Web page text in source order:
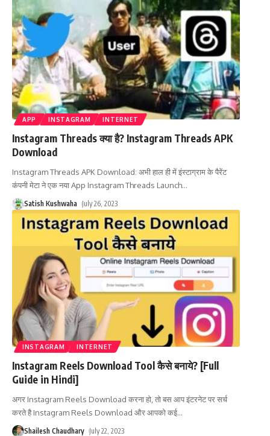
APP INSTAGRAM INTERNET
Instagram Threads क्या है? Instagram Threads APK
Download
Instagram Threads APK Download: अभी हाल ही में इंस्टाग्राम के पैरेंट
कंपनी मेटा ने एक नया App Instagram Threads Launch…
Satish Kushwaha July 26, 2023
INSTAGRAM INTERNET
Instagram Reels Download Tool कैसे बनाये? [Full
Guide in Hindi]
अगर Instagram Reels Download करना हो, तो बस आप इंटरनेट पर सर्च
करते है Instagram Reels Download और आपको कई…
Shailesh Chaudhary July 22, 2023